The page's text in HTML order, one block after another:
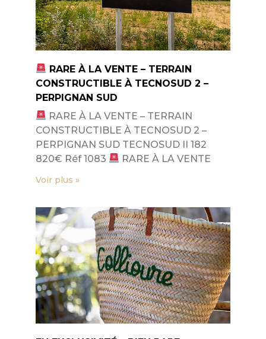
RARE À LA VENTE – TERRAIN
CONSTRUCTIBLE À TECNOSUD 2 –
PERPIGNAN SUD
RARE À LA VENTE – TERRAIN
CONSTRUCTIBLE À TECNOSUD 2 –
PERPIGNAN SUD TECNOSUD II 182
820€ Réf 1083
RARE À LA VENTE
Voir plus »